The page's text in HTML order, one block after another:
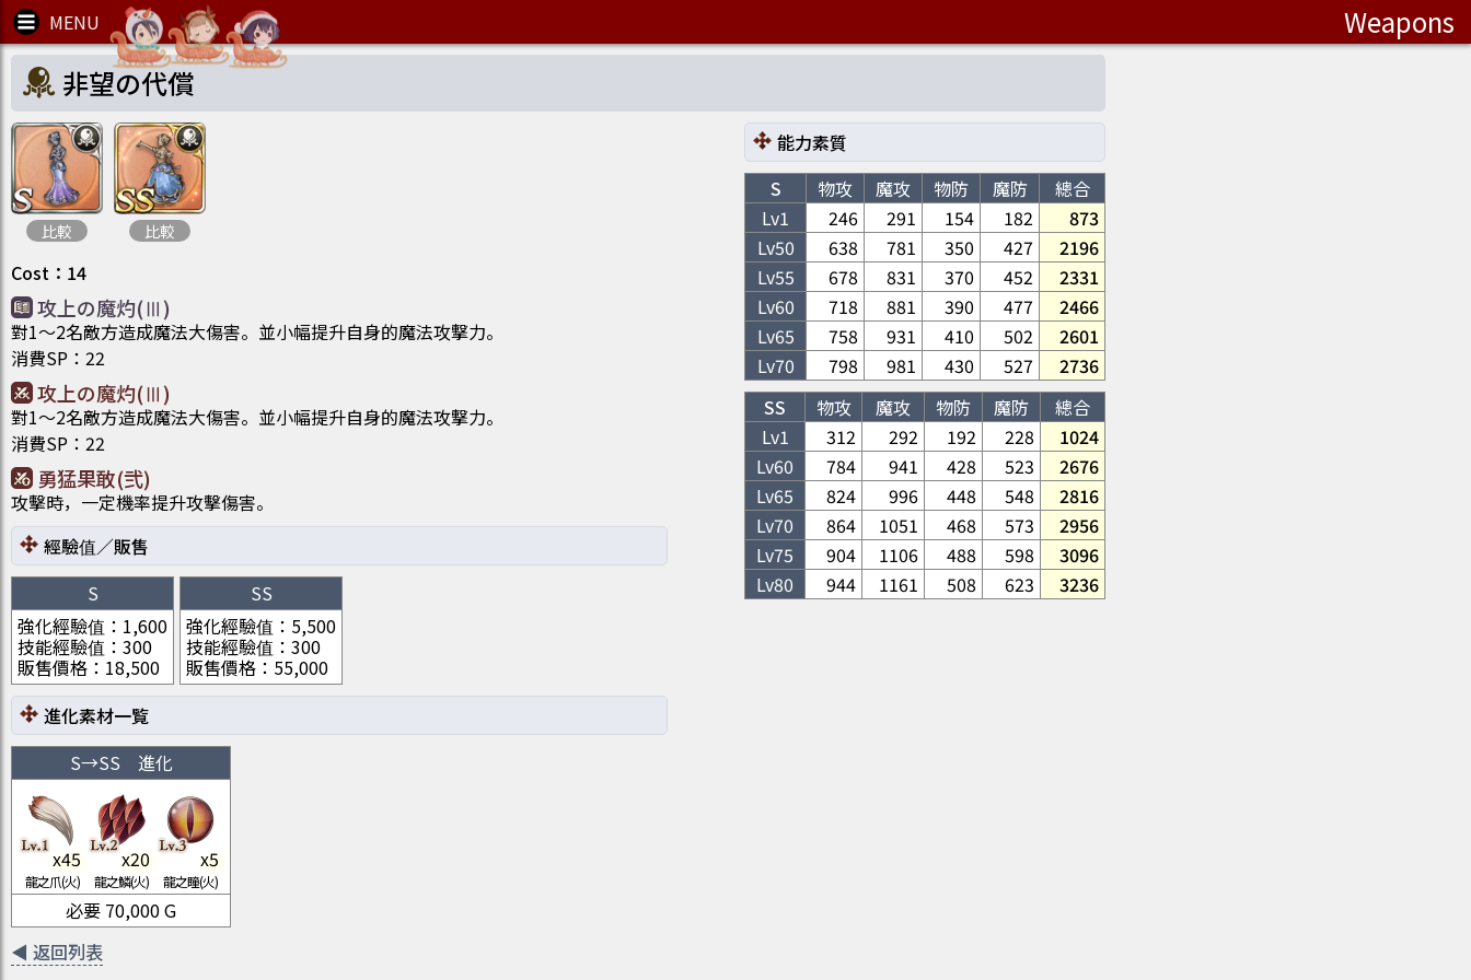
Weapons
非望の代償
比較 比較
Cost ： 14
攻上の魔灼(Ⅲ)
對1～2名敵方造成魔法大傷害。並小幅提升自身的魔法攻撃力。
消費SP ： 22
攻上の魔灼(Ⅲ)
對1～2名敵方造成魔法大傷害。並小幅提升自身的魔法攻撃力。
消費SP ： 22
勇猛果敢(弐)
攻擊時，一定機率提升攻擊傷害。
能力素質
S
物攻 魔攻 物防 魔防
總合
Lv1
246 291 154 182
873
Lv50 638 781 350 427
2196
Lv55 678 831 370 452
2331
Lv60 718 881 390 477
2466
Lv65 758 931 410 502
2601
Lv70 798 981 430 527
2736
SS
物攻 魔攻 物防 魔防
總合
Lv1
312 292 192 228
1024
Lv60 784 941 428 523
2676
Lv65 824 996 448 548
2816
Lv70 864 1051 468 573
2956
Lv75 904 1106 488 598
3096
Lv80 944 1161 508 623 3236
經驗值／販售
S
強化經驗值 ： 1,600
技能經驗值 ： 300
販售價格 ： 18,500
SS
強化經驗值 ： 5,500
技能經驗值 ： 300
販售價格 ： 55,000
進化素材一覧
S→SS 進化
x45
龍之爪(火)
x20
龍之鱗(火)
x5
龍之瞳(火)
必要 70,000G
◀ 返回列表